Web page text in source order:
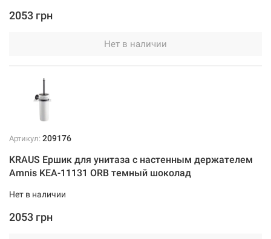
2053 грн
Нет в наличии
Артикул: 209176
KRAUS Ершик для унитаза с настенным держателем
Amnis KEA-11131 ORB темный шоколад
Нет в наличии
2053 грн